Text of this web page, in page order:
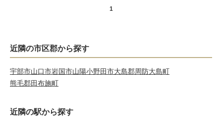
1
近隣の市区郡から探す
宇部市山口市岩国市山陽小野田市大島郡周防大島町
熊毛郡田布施町
近隣の駅から探す